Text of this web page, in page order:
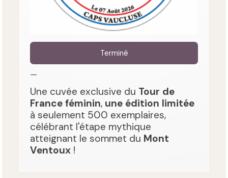
Terminé
—
Une cuvée exclusive du Tour de
France féminin, une édition limitée
à seulement 500 exemplaires,
célébrant l'étape mythique
atteignant le sommet du Mont
Ventoux !